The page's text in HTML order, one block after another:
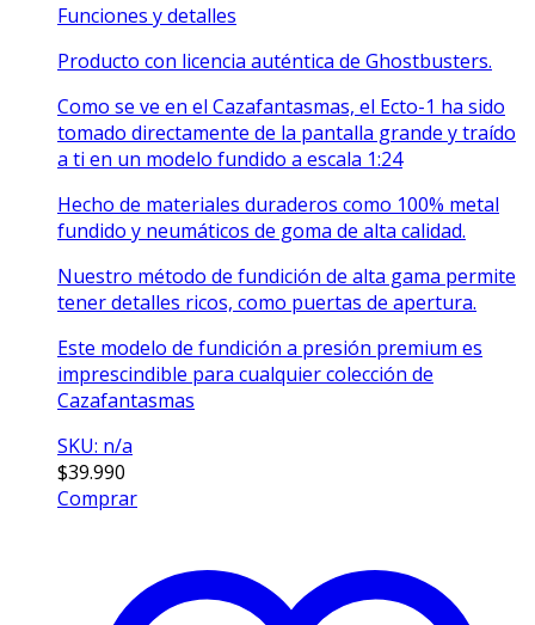
Funciones y detalles
Producto con licencia auténtica de Ghostbusters.
Como se ve en el Cazafantasmas, el Ecto-1 ha sido
tomado directamente de la pantalla grande y traído
a ti en un modelo fundido a escala 1:24
Hecho de materiales duraderos como 100% metal
fundido y neumáticos de goma de alta calidad.
Nuestro método de fundición de alta gama permite
tener detalles ricos, como puertas de apertura.
Este modelo de fundición a presión premium es
imprescindible para cualquier colección de
Cazafantasmas
SKU: n/a
$39.990
Comprar